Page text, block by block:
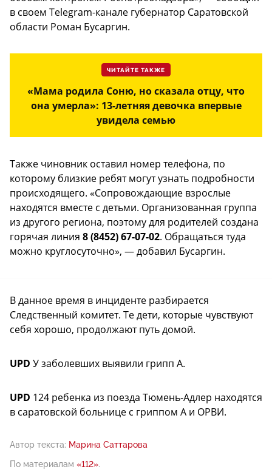
в своем Telegram-канале губернатор Саратовской
области Роман Бусаргин.
ЧИТАЙТЕ ТАКЖЕ
«Мама родила Соню, но сказала отцу, что
она умерла»: 13-летняя девочка впервые
увидела семью
Также чиновник оставил номер телефона, по
которому близкие ребят могут узнать подробности
происходящего. «Сопровождающие взрослые
находятся вместе с детьми. Организованная группа
из другого региона, поэтому для родителей создана
горячая линия 8 (8452) 67-07-02. Обращаться туда
можно круглосуточно», — добавил Бусаргин.
В данное время в инциденте разбирается
Следственный комитет. Те дети, которые чувствуют
себя хорошо, продолжают путь домой.
UPD У заболевших выявили грипп А.
UPD 124 ребенка из поезда Тюмень-Адлер находятся
в саратовской больнице с гриппом А и ОРВИ.
Автор текста: Марина Саттарова
По материалам «112».